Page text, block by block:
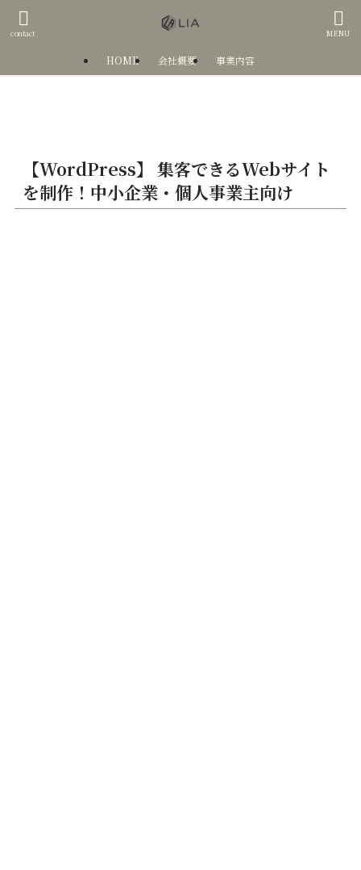
contact MENU
HOME 会社概要 事業内容
【WordPress】 集客できるWebサイト
を制作！中小企業・個人事業主向け